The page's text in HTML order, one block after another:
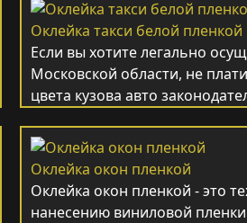
Оклейка такси белой пленкой
Если вы хотите легально
Московской области, не
цвета кузова авто
Оклейка окон пленкой
Оклейка окон пленкой - это
нанесению виниловой